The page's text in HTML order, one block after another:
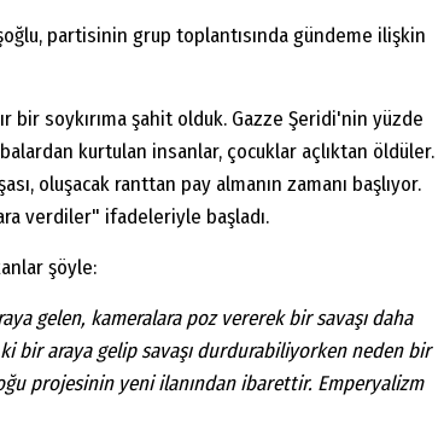
partisinin grup toplantısında gündeme ilişkin
bir soykırıma şahit olduk. Gazze Şeridi'nin yüzde
kurtulan insanlar, çocuklar açlıktan öldüler.
oluşacak ranttan pay almanın zamanı başlıyor.
verdiler" ifadeleriyle başladı.
şöyle:
gelen, kameralara poz vererek bir savaşı daha
bir araya gelip savaşı durdurabiliyorken neden bir
projesinin yeni ilanından ibarettir. Emperyalizm